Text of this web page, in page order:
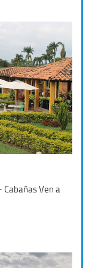
Cabañas Ven a